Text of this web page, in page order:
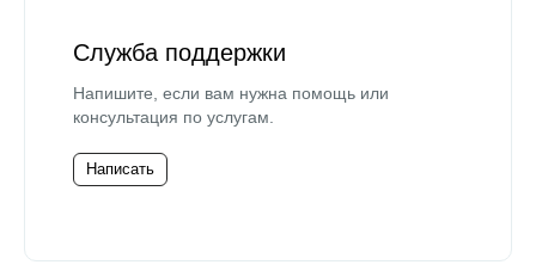
Служба поддержки
Напишите, если вам нужна помощь или
консультация по услугам.
Написать